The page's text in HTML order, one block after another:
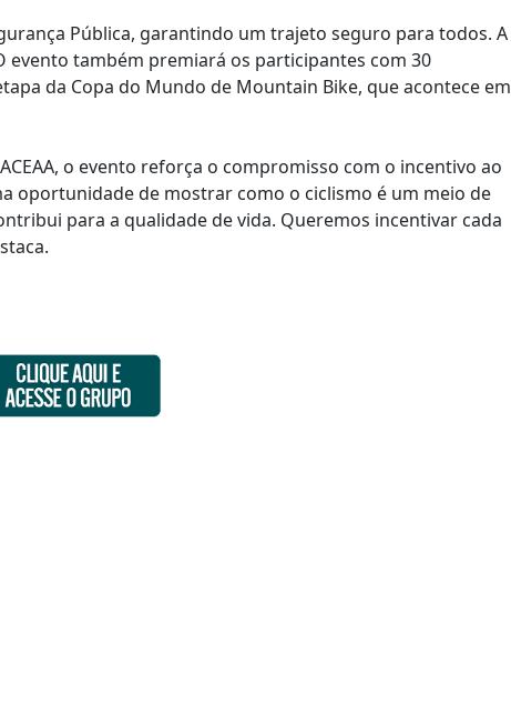
Pública, garantindo um trajeto seguro para todos. A
também premiará os participantes com 30
da Copa do Mundo de Mountain Bike, que acontece em
o evento reforça o compromisso com o incentivo ao
oportunidade de mostrar como o ciclismo é um meio de
para a qualidade de vida. Queremos incentivar cada